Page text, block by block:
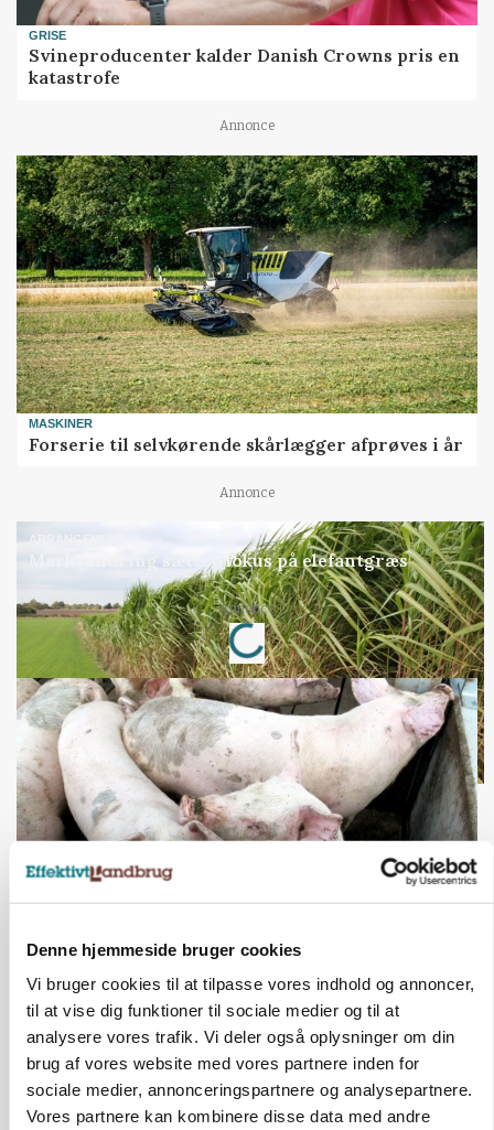
Denne hjemmeside bruger cookies
Vi bruger cookies til at tilpasse vores indhold og annoncer,
til at vise dig funktioner til sociale medier og til at
analysere vores trafik. Vi deler også oplysninger om din
brug af vores website med vores partnere inden for
sociale medier, annonceringspartnere og analysepartnere.
Vores partnere kan kombinere disse data med andre
GRISE
Svineproducenter kalder Danish Crowns pris en
katastrofe
Annonce
MASKINER
Forserie til selvkørende skårlægger afprøves i år
Annonce
ARRANGEMENT
Markvandring sætter fokus på elefantgræs
Annonce
Loading...
MARKED